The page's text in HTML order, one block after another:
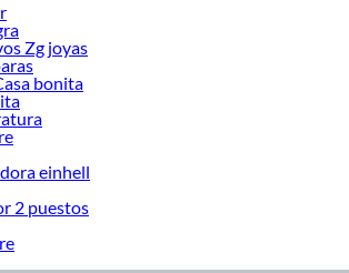
Zg joyas
bonita
einhell
2 puestos